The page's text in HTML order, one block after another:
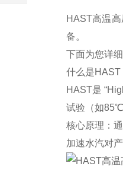
HAST高温
备。
下面为您详
什么是HAST
HAST是
试验（如
核心原理：
加速水汽对